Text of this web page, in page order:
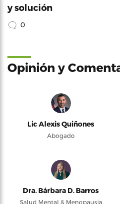
y solución
0
Opinión y
Lic Alexis Quiñones
Abogado
Dra. Bárbara D. Barros
Salud Mental & Menopausia